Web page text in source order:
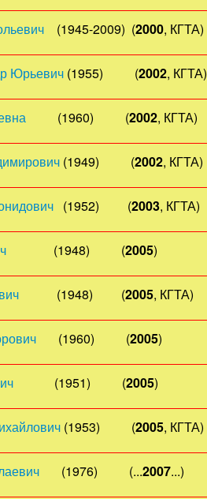
(1945-2009) (2000, КГТА)
Юрьевич (1955) (2002, КГТА)
(1960) (2002, КГТА)
(1949) (2002, КГТА)
(1952) (2003, КГТА)
(1948) (2005)
(1948) (2005, КГТА)
(1960) (2005)
(1951) (2005)
(1953) (2005, КГТА)
(1976) (...2007...)